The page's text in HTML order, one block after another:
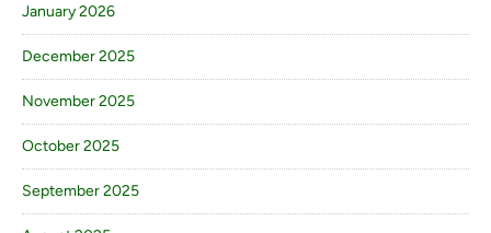
January 2026
December 2025
November 2025
October 2025
September 2025